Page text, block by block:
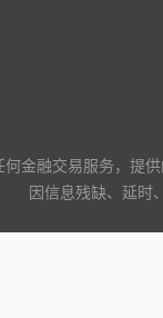
何金融交易服务，提
因信息残缺、延时